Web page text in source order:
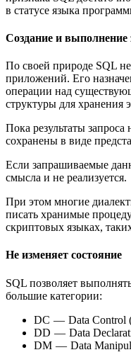
в статусе языка
Создание и выполнение
По своей природе SQL
приложений. Его
операции над
структуры для хранения
Пока результаты
сохранены в виде
Если запрашиваемые
смысла и не реализуется.
При этом многие
писать хранимые
скриптовых языках,
Не изменяет состояние
SQL позволяет
большие категории:
DC — Data Control
DD — Data
DM — Data